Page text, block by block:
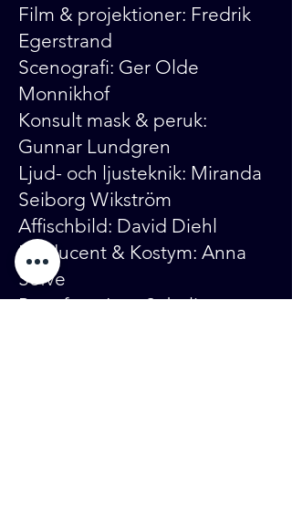
Film & projektioner: Fredrik
Egerstrand
Scenografi: Ger Olde
Monnikhof
Konsult mask & peruk:
Gunnar Lundgren
Ljud- och ljusteknik: Miranda
Seiborg Wikström
Affischbild: David Diehl
Producent & Kostym: Anna
Sefve
Pressfoto: Ines Sebalj